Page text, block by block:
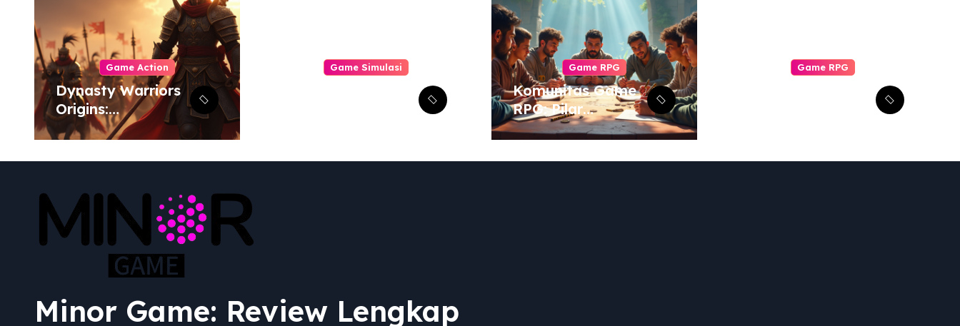
Game Action
Dynasty Warriors
Origins:
Menjelajahi Masa
Depan Gemilang
Genre Hack-and-
Game Simulasi
dan Otomatisasi
Game RPG
Komunitas Game
RPG: Pilar
Pengalaman
Bermain yang
Tak Tergantikan
Game RPG
Media ke Video
Minor Game: Review Lengkap